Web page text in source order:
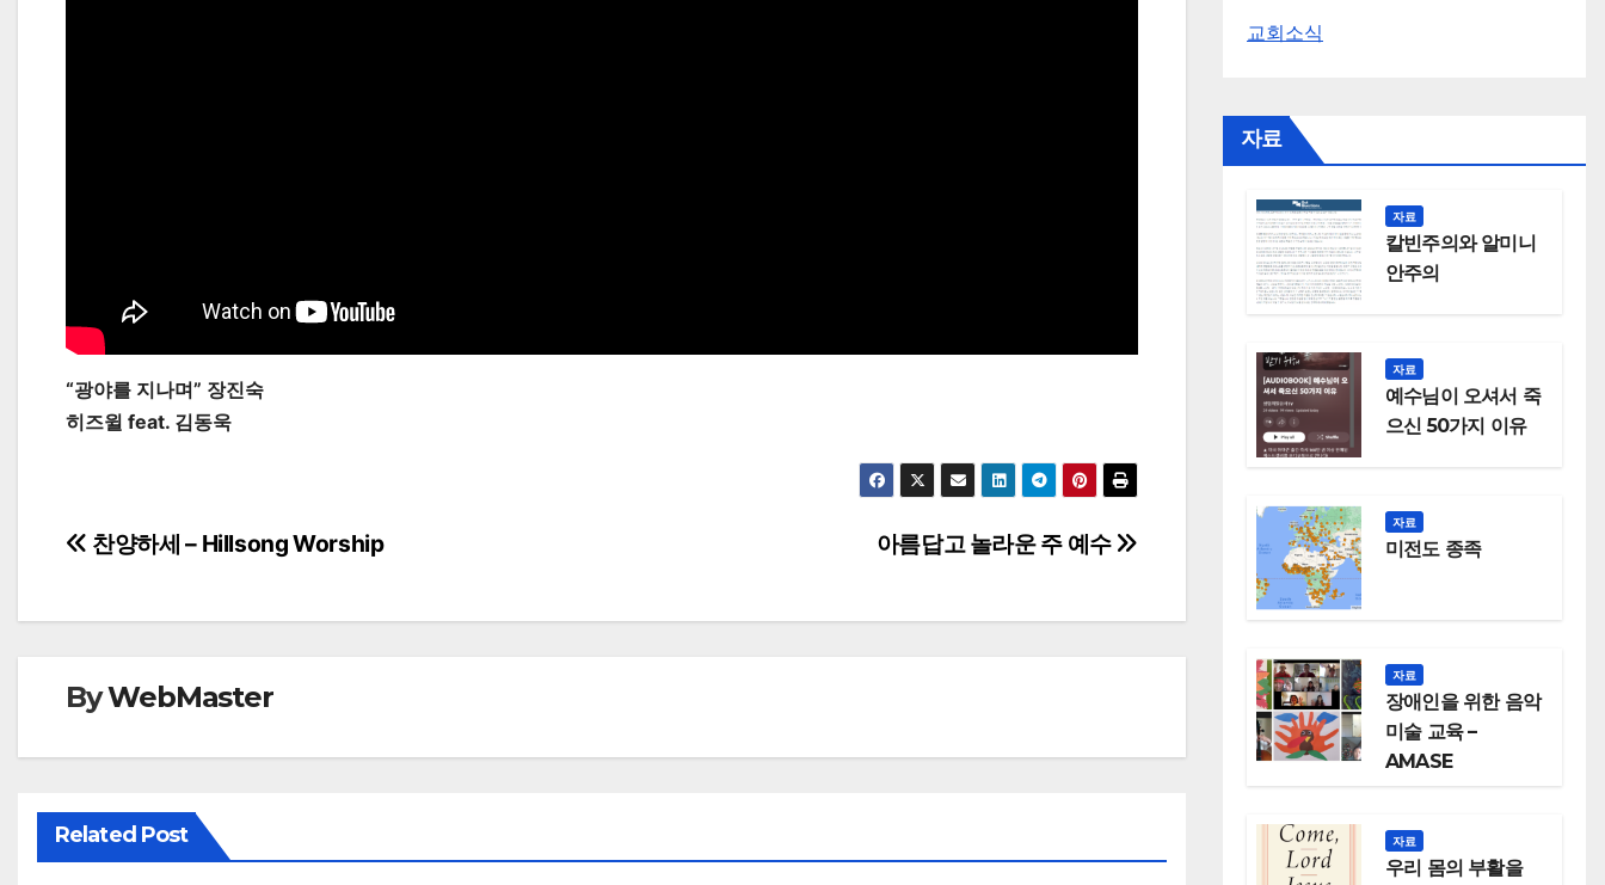
“광야를 지나며” 장진숙
히즈윌 feat. 김동욱
Post
아름답고 놀라운 주 예수
찬양하세 – Hillsong Worship
ByWebMaster
Related Post
교회소식
자료
자료
칼빈주의와 알미니
안주의
자료
예수님이 오셔서 죽
으신 50가지 이유
자료
미전도 종족
자료
장애인을 위한 음악
미술 교육 –
AMASE
자료
우리 몸의 부활을